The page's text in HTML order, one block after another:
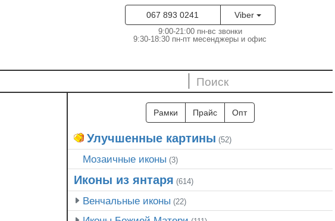
067 893 0241 Viber
9:00-21:00 пн-вс звонки
9:30-18:30 пн-пт месенджеры и офис
Рамки Прайс Опт
Улучшенные картины (52)
Мозаичные иконы (3)
Иконы из янтаря (614)
Венчальные иконы (22)